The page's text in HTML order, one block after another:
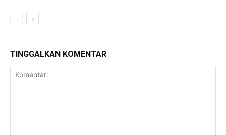
TINGGALKAN KOMENTAR